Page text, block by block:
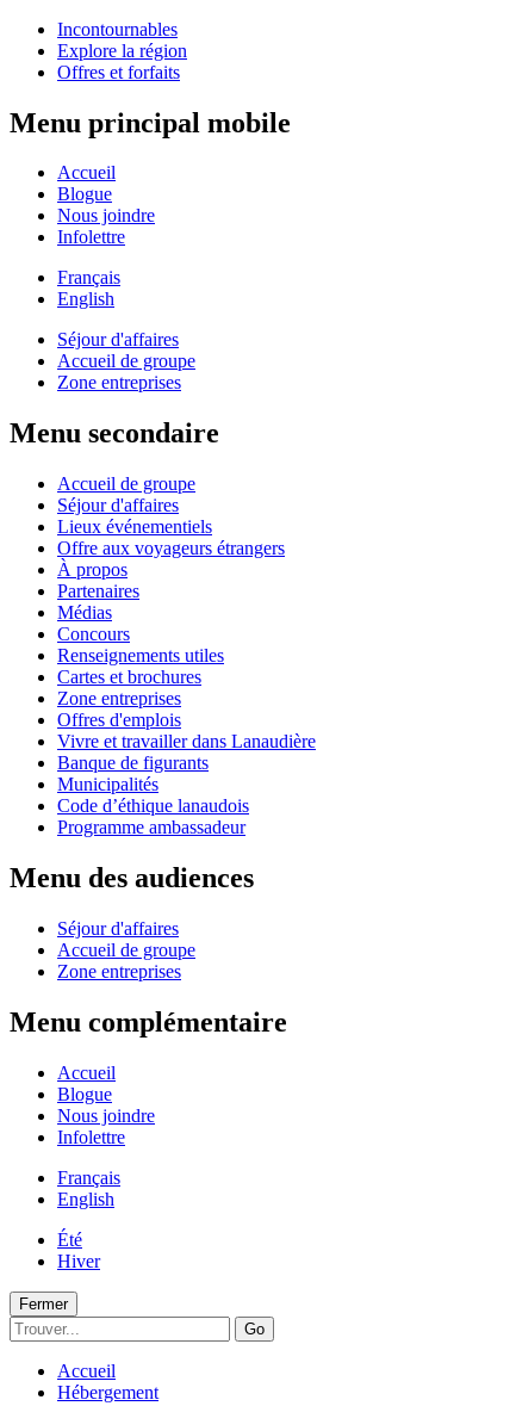
Incontournables
Explore la région
Offres et forfaits
Menu principal mobile
Accueil
Blogue
Nous joindre
Infolettre
Français
English
Séjour d'affaires
Accueil de groupe
Zone entreprises
Menu secondaire
Accueil de groupe
Séjour d'affaires
Lieux événementiels
Offre aux voyageurs étrangers
À propos
Partenaires
Médias
Concours
Renseignements utiles
Cartes et brochures
Zone entreprises
Offres d'emplois
Vivre et travailler dans Lanaudière
Banque de figurants
Municipalités
Code d’éthique lanaudois
Programme ambassadeur
Menu des audiences
Séjour d'affaires
Accueil de groupe
Zone entreprises
Menu complémentaire
Accueil
Blogue
Nous joindre
Infolettre
Français
English
Été
Hiver
Fermer
Go
Accueil
Hébergement